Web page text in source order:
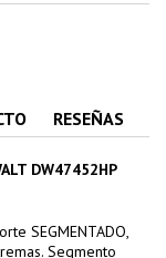
RESEÑAS
DW47452HP
SEGMENTADO,
Segmento